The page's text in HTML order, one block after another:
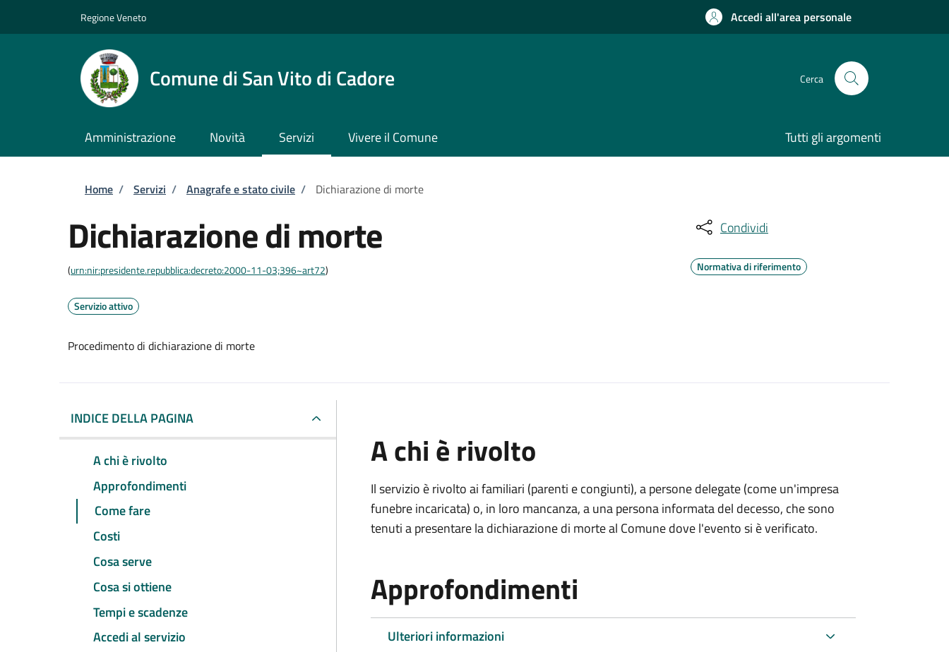
Regione Veneto Accedi all'area personale
Comune di San Vito di Cadore Cerca
Amministrazione Novità Servizi Vivere il Comune Tutti gli argomenti
Briciole di pane
Home / Servizi / Anagrafe e stato civile / Dichiarazione di morte
Dichiarazione di morte
(urn:nir:presidente.repubblica:decreto:2000-11-03;396~art72)
Servizio attivo
Procedimento di dichiarazione di morte
Condividi
Normativa di riferimento
INDICE DELLA PAGINA
A chi è rivolto
Approfondimenti
Come fare
Costi
Cosa serve
Cosa si ottiene
Tempi e scadenze
Accedi al servizio
A chi è rivolto
Il servizio è rivolto ai familiari (parenti e congiunti), a persone delegate (come un'impresa
funebre incaricata) o, in loro mancanza, a una persona informata del decesso, che sono
tenuti a presentare la dichiarazione di morte al Comune dove l'evento si è verificato.
Approfondimenti
Ulteriori informazioni